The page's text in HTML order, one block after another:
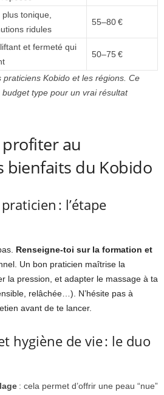
plus tonique,
ridules
55–80 €
et fermeté qui
50–75 €
praticiens Kobido et les régions. Ce
type pour un vrai résultat
au
bienfaits du Kobido
: l’étape
Renseigne-toi sur la formation et
Un bon praticien maîtrise la
la pression, et adapter le massage à ta
relâchée…). N’hésite pas à
avant de te lancer.
hygiène de vie : le duo
: cela permet d’offrir une peau “nue”